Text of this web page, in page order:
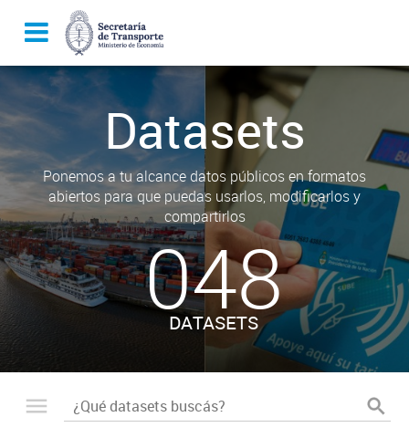
Datasets
Ponemos a tu alcance datos públicos en formatos
abiertos para que puedas usarlos, modificarlos y
compartirlos
048
DATASETS